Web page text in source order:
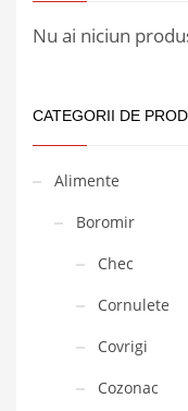
Nu ai niciun
CATEGORII DE
Alimente
Boromir
Chec
Cornulete
Covrigi
Cozonac